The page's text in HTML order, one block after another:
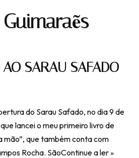
SARAU SAFADO
do Sarau Safado, no dia 9 de
lancei o meu primeiro livro de
mão”, que também conta com
Rocha. SãoContinue a ler »